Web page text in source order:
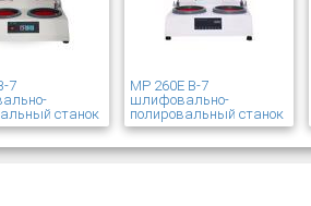
7
станок
MP 260E В-7
шлифовально-
полировальный станок